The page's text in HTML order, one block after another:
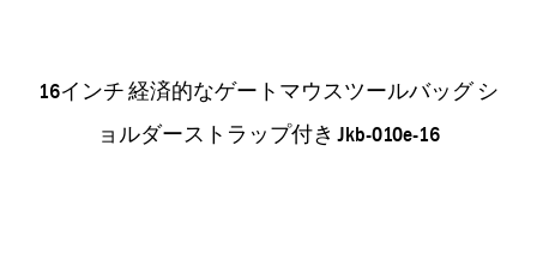
16インチ 経済的なゲートマウスツールバッグ シ
ョルダーストラップ付き Jkb-010e-16